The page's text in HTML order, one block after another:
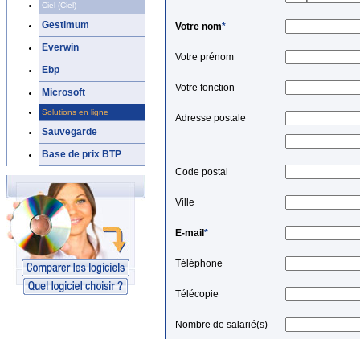
Ciel (Ciel)
Gestimum
Everwin
Ebp
Microsoft
Solutions en ligne
Sauvegarde
Base de prix BTP
Votre nom*
Votre prénom
Votre fonction
Adresse postale
Code postal
Ville
E-mail *
Téléphone
Télécopie
Nombre de salarié(s)